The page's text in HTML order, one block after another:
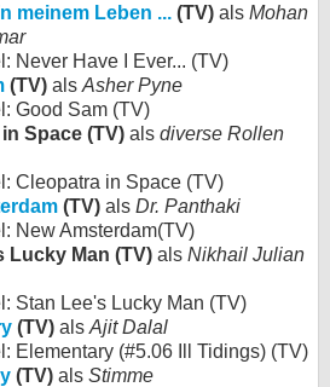
meinem Leben ... (TV) als Mohan
Never Have I Ever... (TV)
(TV) als Asher Pyne
Good Sam (TV)
Space (TV) als diverse Rollen
Cleopatra in Space (TV)
(TV) als Dr. Panthaki
New Amsterdam(TV)
Lucky Man (TV) als Nikhail Julian
Stan Lee's Lucky Man (TV)
(TV) als Ajit Dalal
Elementary (#5.06 Ill Tidings) (TV)
(TV) als Stimme